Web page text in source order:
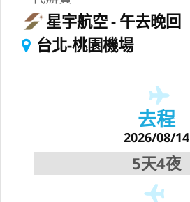
星宇航空 午去晚回
台北-桃園機場
去程
2026/08/14
5天4夜